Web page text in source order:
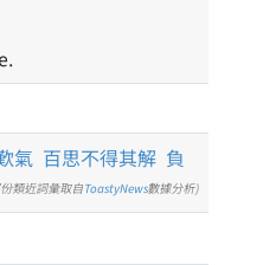
氣 百思不得其解 負
類近詞彙取自ToastyNews數據分析)